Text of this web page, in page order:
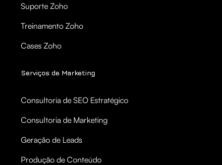
Suporte Zoho
Treinamento Zoho
Cases Zoho
Serviços de Marketing
Consultoria de SEO Estratégico
Consultoria de Marketing
Geração de Leads
Produção de Conteúdo